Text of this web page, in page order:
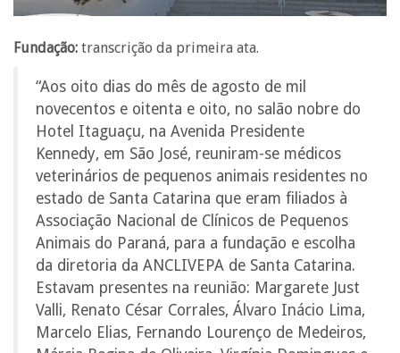
Fundação: transcrição da primeira ata.
“Aos oito dias do mês de agosto de mil
novecentos e oitenta e oito, no salão nobre do
Hotel Itaguaçu, na Avenida Presidente
Kennedy, em São José, reuniram-se médicos
veterinários de pequenos animais residentes no
estado de Santa Catarina que eram filiados à
Associação Nacional de Clínicos de Pequenos
Animais do Paraná, para a fundação e escolha
da diretoria da ANCLIVEPA de Santa Catarina.
Estavam presentes na reunião: Margarete Just
Valli, Renato César Corrales, Álvaro Inácio Lima,
Marcelo Elias, Fernando Lourenço de Medeiros,